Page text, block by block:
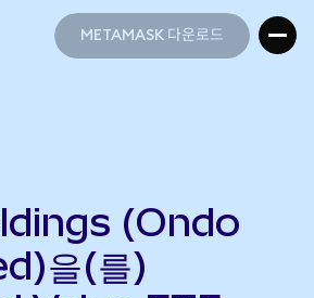
METAMASK 다운로드
(Ondo
을(를)